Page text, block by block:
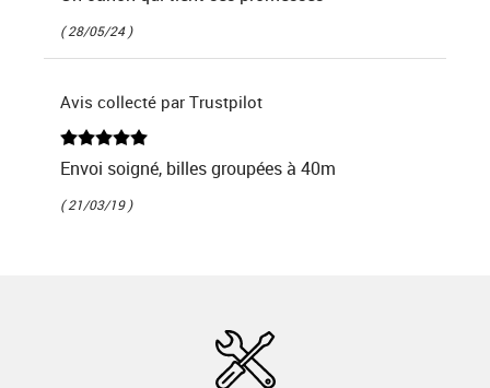
( 28/05/24 )
Avis collecté par Trustpilot
Envoi soigné, billes groupées à 40m
( 21/03/19 )